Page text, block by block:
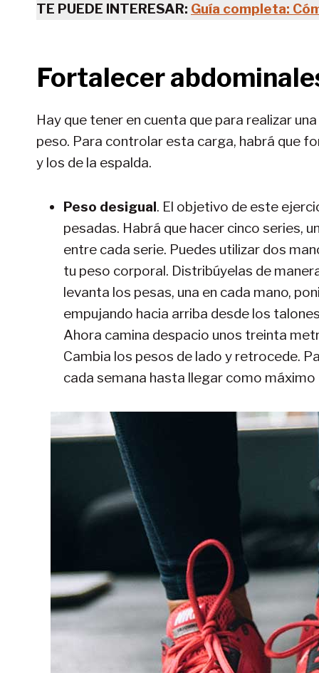
TE PUEDE INTERESAR: Guía completa:
Fortalecer
Hay que tener en cuenta que para realizar
peso. Para controlar esta carga, habrá que
y los de la espalda.
Peso desigual. El objetivo de este
pesadas. Habrá que hacer cinco series,
entre cada serie. Puedes utilizar dos
tu peso corporal. Distribúyelas de
levanta los pesas, una en cada mano,
empujando hacia arriba desde los
Ahora camina despacio unos treinta
Cambia los pesos de lado y retrocede.
cada semana hasta llegar como